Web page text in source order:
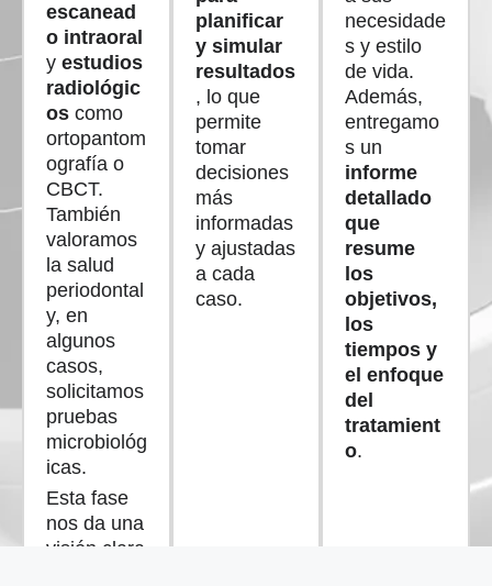
escanead
o intraoral
y estudios
radiológic
os como
ortopantom
ografía o
CBCT.
También
valoramos
la salud
periodontal
y, en
algunos
casos,
solicitamos
pruebas
microbiológ
icas.
Esta fase
nos da una
visión clara
planificar
y simular
resultados
, lo que
permite
tomar
decisiones
más
informadas
y ajustadas
a cada
caso.
necesidade
s y estilo
de vida.
Además,
entregamo
s un
informe
detallado
que
resume
los
objetivos,
los
tiempos y
el enfoque
del
tratamient
o.